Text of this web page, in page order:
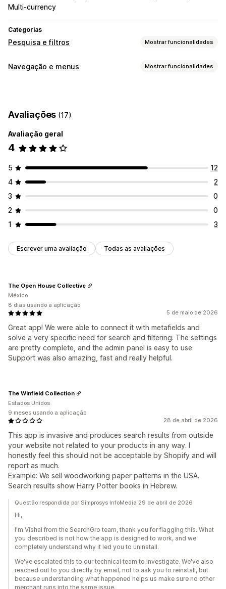
Multi-currency
Categorias
Pesquisa e filtros Mostrar funcionalidades
Funcionalidades de pesquisa
Pesquisa por voz
Excluir resultados
Personalização da apresentação
Reatividade móvel
Análise de dados
Análise de dados em tempo real
Navegação e menus Mostrar funcionalidades
Navegação
Trilhos Deslocamento infinito
Personalização
Cor e tipo de letra Selos e etiquetas CSS personalizado
HTML JavaScript Multilingue Reatividade móvel
Análise de dados
Avaliações (17)
Avaliação geral
4
5
12
4
2
3
0
2
0
1
3
Escrever uma avaliação Todas as avaliações
5 de maio de 2026
Great app! We were able to connect it with metafields and
solve a very specific need for search and filtering. The settings
are pretty complete, and the admin panel is easy to use.
Support was also amazing, fast and really helpful.
The Open House Collective
México
8 dias usando a aplicação
28 de abril de 2026
This app is invasive and produces search results from outside
your website not related to your products in any way. I
honestly feel this should not be acceptable by Shopify and will
report as much.
Example: We sell woodworking paper patterns in the USA.
Search results show Harry Potter books in Hebrew.
The Winfield Collection
Estados Unidos
9 meses usando a aplicação
Questão respondida por Simprosys InfoMedia 29 de abril de 2026
Hi,
I'm Vishal from the SearchGro team, thank you for flagging this. What
you described is not how the app is designed to work, and we
completely understand why it led you to uninstall.
We've escalated this to our technical team to investigate. We've also
reached out to you directly by email, not to ask you to reinstall, but
because understanding what happened helps us make sure no other
merchant runs into the same issue.